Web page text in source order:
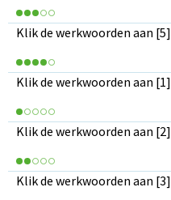
Klik de werkwoorden aan [5]
Klik de werkwoorden aan [1]
Klik de werkwoorden aan [2]
Klik de werkwoorden aan [3]